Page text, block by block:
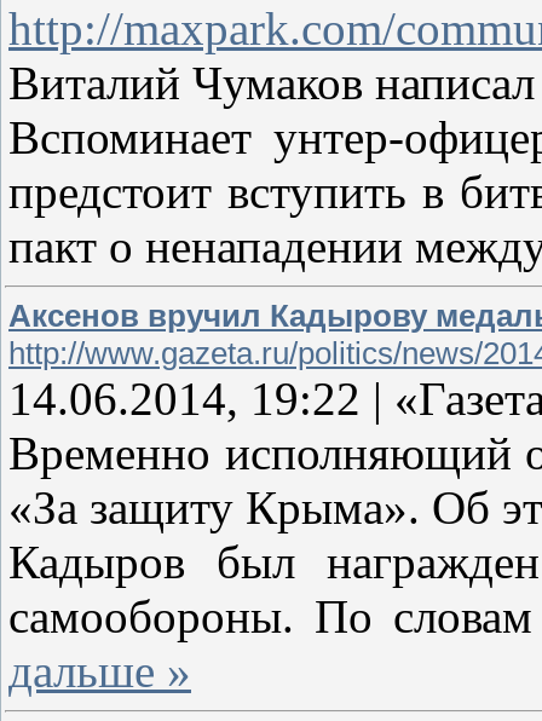
http://maxpark.com/
Виталий Чумаков
Вспоминает унтер-
предстоит вступить в
пакт о ненападении
Аксенов вручил Кадырову
http://www.gazeta.ru/politics/news/
14.06.2014, 19:22 |
Временно исполняющий
«За защиту Крыма». Об
Кадыров был
самообороны. По
дальше »